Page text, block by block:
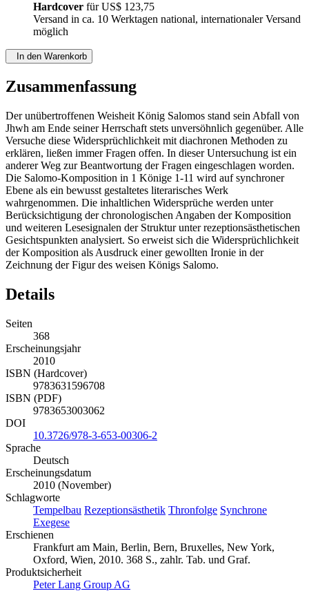
Hardcover fürUS$ 123,75
Versand in ca. 10 Werktagen national, internationaler Versand
möglich
In den Warenkorb
Zusammenfassung
Der unübertroffenen Weisheit König Salomos stand sein Abfall von
Jhwh am Ende seiner Herrschaft stets unversöhnlich gegenüber. Alle
Versuche diese Widersprüchlichkeit mit diachronen Methoden zu
erklären, ließen immer Fragen offen. In dieser Untersuchung ist ein
anderer Weg zur Beantwortung der Fragen eingeschlagen worden.
Die Salomo-Komposition in 1 Könige 1-11 wird auf synchroner
Ebene als ein bewusst gestaltetes literarisches Werk
wahrgenommen. Die inhaltlichen Widersprüche werden unter
Berücksichtigung der chronologischen Angaben der Komposition
und weiteren Lesesignalen der Struktur unter rezeptionsästhetischen
Gesichtspunkten analysiert. So erweist sich die Widersprüchlichkeit
der Komposition als Ausdruck einer gewollten Ironie in der
Zeichnung der Figur des weisen Königs Salomo.
Details
Seiten
368
Erscheinungsjahr
2010
ISBN (Hardcover)
9783631596708
ISBN (PDF)
9783653003062
DOI
10.3726/978-3-653-00306-2
Sprache
Deutsch
Erscheinungsdatum
2010 (November)
Schlagworte
Tempelbau Rezeptionsästhetik Thronfolge Synchrone
Exegese
Erschienen
Frankfurt am Main, Berlin, Bern, Bruxelles, New York,
Oxford, Wien, 2010. 368 S., zahlr. Tab. und Graf.
Produktsicherheit
Peter Lang Group AG